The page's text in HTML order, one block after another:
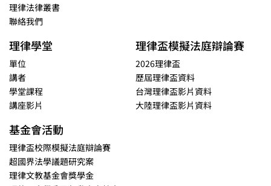
理律法律叢書
聯絡我們
理律學堂
單位
講者
學堂課程
講座影片
理律盃模擬法庭辯論賽
2026理律盃
歷屆理律盃資料
台灣理律盃影片資料
大陸理律盃影片資料
基金會活動
理律盃校際模擬法庭辯論賽
超國界法學議題研究案
理律文教基金會獎學金